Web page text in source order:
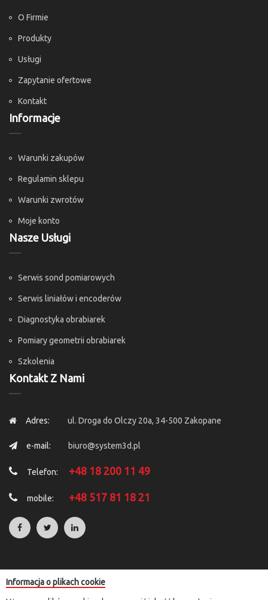
O Firmie
Produkty
Usługi
Zapytanie ofertowe
Kontakt
Informacje
Warunki zakupów
Regulamin sklepu
Warunki zwrotów
Moje konto
Nasze Usługi
Serwis sond pomiarowych
Serwis liniałów i encoderów
Diagnostyka obrabiarek
Pomiary geometrii obrabiarek
Szkolenia
Kontakt Z Nami
Adres: ul. Droga do Olczy 20a, 34-500 Zakopane
e-mail: biuro@system3d.pl
Telefon: +48 18 200 11 49
mobile: +48 517 81 18 21
Informacja o plikach cookie